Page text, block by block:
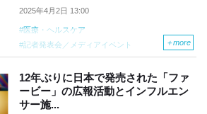
2025年4月2日 13:00
医療・ヘルスケア
記者発表会／メディアイベント
デジタルPR／マーケティング／広告
既存商品・サービスの認知を促進したい
記者説明会／セミナー
オンライン配信
既存商品・サービスの認知促進
＋more
12年ぶりに日本で発売された「ファ
ービー」の広報活動とインフルエン
サー施...